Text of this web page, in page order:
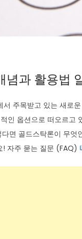
념과 활용법
주목받고 있는 새로
인 옵션으로 떠오르고
면 골드스탁론이 무
! 자주 묻는 질문 (FAQ)